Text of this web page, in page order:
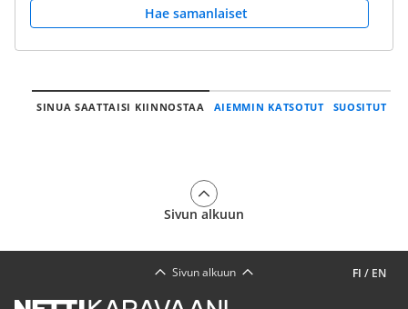
Hae samanlaiset
SINUA SAATTAISI KIINNOSTAA AIEMMIN KATSOTUT SUOSITUT
Sivun alkuun
FI / EN
Sivun alkuun